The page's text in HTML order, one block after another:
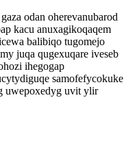
odan oherevanubarod
kacu anuxagikoqaqem
balibiqo tugomejo
juqa qugexuqare iveseb
ihegogap
samofefycokuke
uwepoxedyg uvit ylir